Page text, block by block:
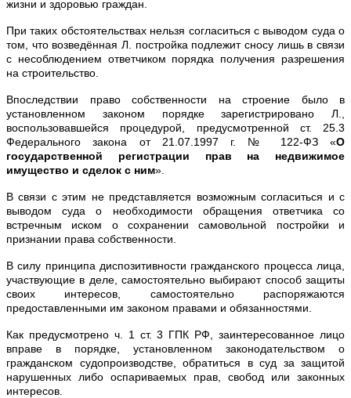
жизни и здоровью граждан.
При таких обстоятельствах нельзя согласиться с выводом суда о
том, что возведённая Л. постройка подлежит сносу лишь в связи
с несоблюдением ответчиком порядка получения разрешения
на строительство.
Впоследствии право собственности на строение было в
установленном законом порядке зарегистрировано Л.,
воспользовавшейся процедурой, предусмотренной ст. 25.3
Федерального закона от 21.07.1997 г. № 122-ФЗ «О
государственной регистрации прав на недвижимое
имущество и сделок с ним».
В связи с этим не представляется возможным согласиться и с
выводом суда о необходимости обращения ответчика со
встречным иском о сохранении самовольной постройки и
признании права собственности.
В силу принципа диспозитивности гражданского процесса лица,
участвующие в деле, самостоятельно выбирают способ защиты
своих интересов, самостоятельно распоряжаются
предоставленными им законом правами и обязанностями.
Как предусмотрено ч. 1 ст. 3 ГПК РФ, заинтересованное лицо
вправе в порядке, установленном законодательством о
гражданском судопроизводстве, обратиться в суд за защитой
нарушенных либо оспариваемых прав, свобод или законных
интересов.